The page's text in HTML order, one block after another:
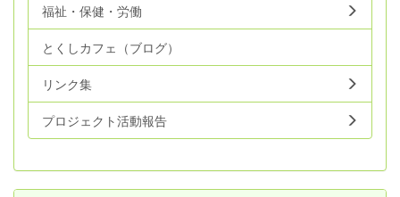
福祉・保健・労働
とくしカフェ（ブログ）
リンク集
プロジェクト活動報告